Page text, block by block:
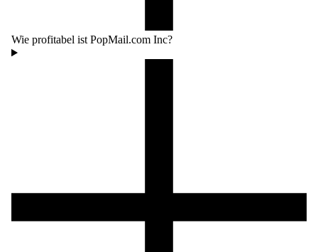
Wie profitabel ist PopMail.com Inc?